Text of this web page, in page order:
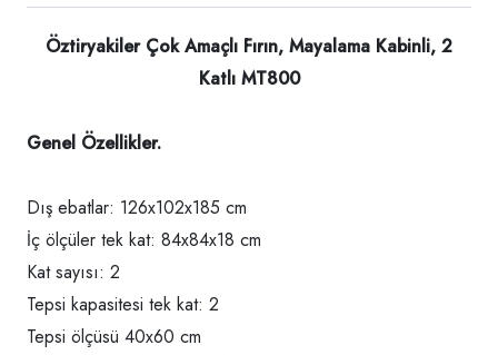
Öztiryakiler Çok Amaçlı Fırın, Mayalama Kabinli, 2
Katlı MT800
Genel Özellikler.
Dış ebatlar: 126x102x185 cm
İç ölçüler tek kat: 84x84x18 cm
Kat sayısı: 2
Tepsi kapasitesi tek kat: 2
Tepsi ölçüsü 40x60 cm